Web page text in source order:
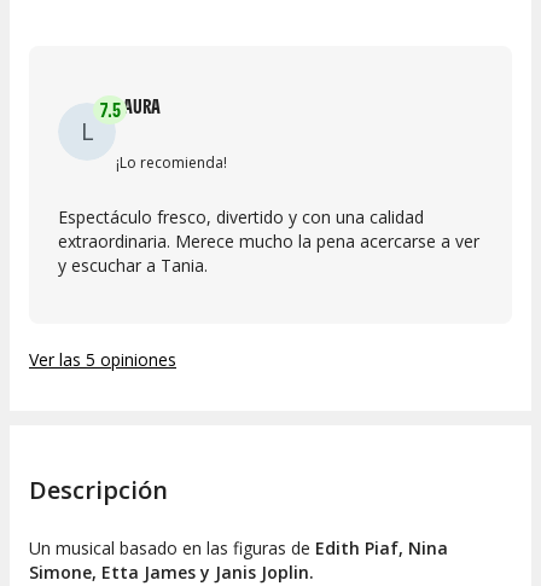
L
7.5LAURA
¡Lo recomienda!
Espectáculo fresco, divertido y con una calidad
extraordinaria. Merece mucho la pena acercarse a ver
y escuchar a Tania.
Ver las 5 opiniones
Descripción
Un musical basado en las figuras de Edith Piaf, Nina
Simone, Etta James y Janis Joplin.